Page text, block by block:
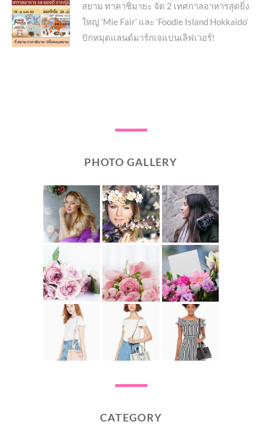
Next
post:
สยาม ทาคาชิมายะ จัด 2 เทศกาลอาหารสุดยิ่ง
ใหญ่ ‘Mie Fair’ และ ‘Foodie Island Hokkaido’
ปักหมุดแลนด์มาร์กเจแปนเลิฟเวอร์!
PHOTO GALLERY
CATEGORY